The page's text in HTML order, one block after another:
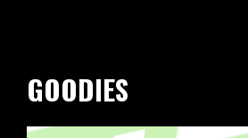
GOODIES